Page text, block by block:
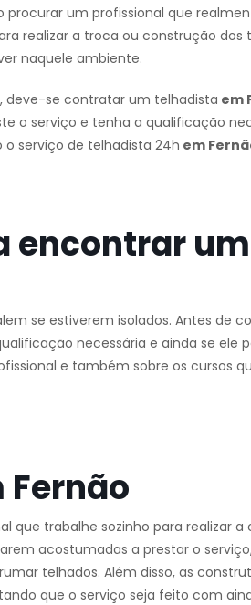
procurar um profissional que
realizar a troca ou construção dos
naquele ambiente.
, deve-se contratar um telhadista em
o serviço e tenha a qualificação
serviço de telhadista 24h em
encontrar
se estiverem isolados. Antes de
necessária e ainda se ele
e também sobre os cursos
que trabalhe sozinho para realizar a
acostumadas a prestar o
telhados. Além disso, as
que o serviço seja feito com